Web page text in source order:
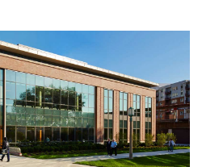
UNIVERSITY
dapibus. eleifend ac, enim.
Aliquam...